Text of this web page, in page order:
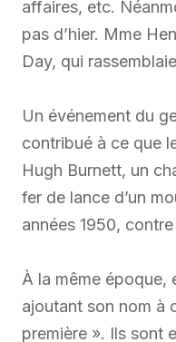
affaires, etc.
pas d’hier. Mme
Day, qui
Un événement du
contribué à ce que
Hugh Burnett, un
fer de lance d’un
années 1950,
À la même époque,
ajoutant son nom à
première ». Ils sont